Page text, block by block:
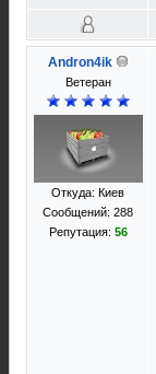
Andron4ik
Ветеран
Откуда: Киев
Сообщений: 288
Репутация: 56